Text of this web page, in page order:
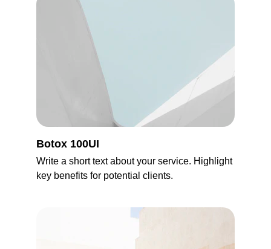
Botox 100UI
Write a short text about your service. Highlight
key benefits for potential clients.